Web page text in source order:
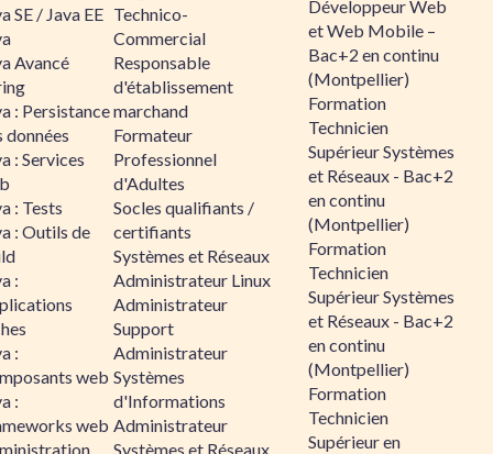
SE / Java EE
Avancé
: Persistance
données
: Services
: Tests
: Outils de
:
:
web
:
web
Technico-
Commercial
Responsable
d'établissement
marchand
Formateur
Professionnel
d'Adultes
Socles qualifiants /
certifiants
Systèmes et Réseaux
Administrateur Linux
Administrateur
Support
Administrateur
Systèmes
d'Informations
Administrateur
Systèmes et Réseaux
Développeur Web
et Web Mobile –
Bac+2 en continu
(Montpellier)
Formation
Technicien
Supérieur Systèmes
et Réseaux - Bac+2
en continu
(Montpellier)
Formation
Technicien
Supérieur Systèmes
et Réseaux - Bac+2
en continu
(Montpellier)
Formation
Technicien
Supérieur en